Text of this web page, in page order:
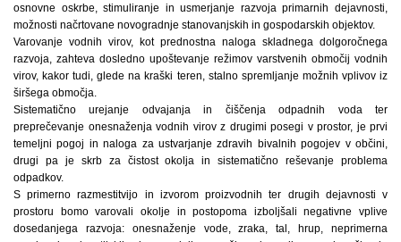
osnovne oskrbe, stimuliranje in usmerjanje razvoja primarnih dejavnosti,
možnosti načrtovane novogradnje stanovanjskih in gospodarskih objektov.
Varovanje vodnih virov, kot prednostna naloga skladnega dolgoročnega
razvoja, zahteva dosledno upoštevanje režimov varstvenih območij vodnih
virov, kakor tudi, glede na kraški teren, stalno spremljanje možnih vplivov iz
širšega območja.
Sistematično urejanje odvajanja in čiščenja odpadnih voda ter
preprečevanje onesnaženja vodnih virov z drugimi posegi v prostor, je prvi
temeljni pogoj in naloga za ustvarjanje zdravih bivalnih pogojev v občini,
drugi pa je skrb za čistost okolja in sistematično reševanje problema
odpadkov.
S primerno razmestitvijo in izvorom proizvodnih ter drugih dejavnosti v
prostoru bomo varovali okolje in postopoma izboljšali negativne vplive
dosedanjega razvoja: onesnaženje vode, zraka, tal, hrup, neprimerna